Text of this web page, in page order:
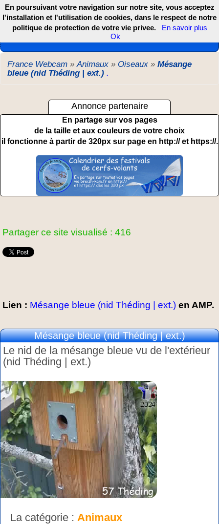
Les webcams de France, DOM TOM et COM
France Webcam »Animaux » Oiseaux » Mésange
bleue (nid Théding | ext.) .
Annonce partenaire
En partage sur vos pages
de la taille et aux couleurs de votre choix
il fonctionne à partir de 320px sur page en http:// et https://.
Partager ce site visualisé : 416
Lien : Mésange bleue (nid Théding | ext.) en AMP.
Mésange bleue (nid Théding | ext.)
Le nid de la mésange bleue vu de l'extérieur
(nid Théding | ext.)
La catégorie : Animaux
En poursuivant votre navigation sur notre site, vous acceptez
l'installation et l'utilisation de cookies, dans le respect de notre
politique de protection de votre vie privee.
En savoir plus
Ok